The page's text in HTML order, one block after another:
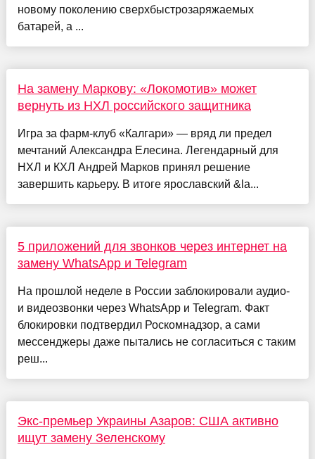
новому поколению сверхбыстрозаряжаемых
батарей, а ...
На замену Маркову: «Локомотив» может
вернуть из НХЛ российского защитника
Игра за фарм-клуб «Калгари» — вряд ли предел
мечтаний Александра Елесина. Легендарный для
НХЛ и КХЛ Андрей Марков принял решение
завершить карьеру. В итоге ярославский &la...
5 приложений для звонков через интернет на
замену WhatsApp и Telegram
На прошлой неделе в России заблокировали аудио-
и видеозвонки через WhatsApp и Telegram. Факт
блокировки подтвердил Роскомнадзор, а сами
мессенджеры даже пытались не согласиться с таким
реш...
Экс-премьер Украины Азаров: США активно
ищут замену Зеленскому